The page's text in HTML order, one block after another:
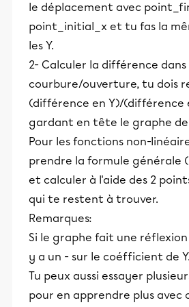
le déplacement avec
point_initial_x et tu fas la
les Y.
2- Calculer la différence dans
courbure/ouverture, tu dois
(différence en Y)/(différence
gardant en tête le graphe
Pour les fonctions non-
prendre la formule générale
et calculer à l'aide des 2
qui te restent à trouver.
Remarques:
Si le graphe fait une réflexion
y a un - sur le coéfficient de Y.
Tu peux aussi essayer
pour en apprendre plus avec